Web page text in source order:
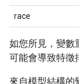
race
如您所見，變數
可能會導致特徵
來自模型結構的